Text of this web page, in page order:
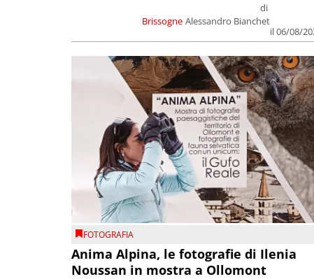
Brissogne
di
Alessandro Bianchet
il 06/08/
FOTOGRAFIA
Anima Alpina, le fotografie di Ilenia
Noussan in mostra a Ollomont